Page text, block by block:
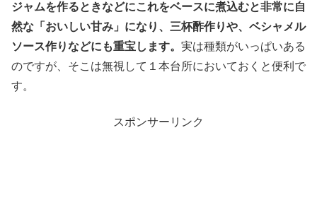
ジャムを作るときなどにこれをベースに煮込むと非常に自
然な「おいしい甘み」になり、三杯酢作りや、ベシャメル
ソース作りなどにも重宝します。 実は種類がいっぱいある
のですが、そこは無視して１本台所においておくと便利で
す。
スポンサーリンク